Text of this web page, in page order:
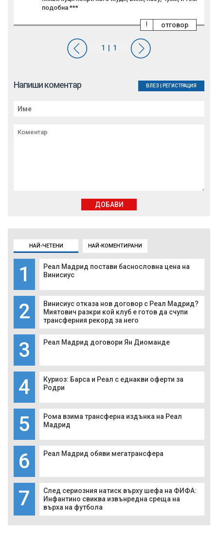
НАЙ-ЧЕТЕНИ НАЙ-КОМЕНТИРАНИ
1
Реал Мадрид постави баснословна цена на
Винисиус
2
Винисиус отказа нов договор с Реал Мадрид?
Миятович разкри кой клуб е готов да счупи
трансферния рекорд за него
3 Реал Мадрид договори Ян Диоманде
4
Куриоз: Барса и Реал с еднакви оферти за
Родри
5
Рома взима трансферна издънка на Реал
Мадрид
6 Реал Мадрид обяви мегатрансфера
7
След сериозния натиск върху шефа на ФИФА:
Инфантино свиква извънредна среща на
върха на футбола
подобна ***
отговор
!
Напиши коментар ВЛЕЗ РЕГИСТРАЦИЯ
ДОБАВИ